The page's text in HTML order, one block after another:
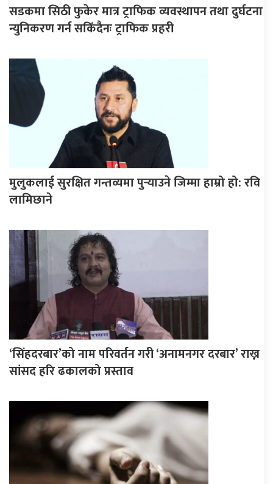
सडकमा सिठी फुकेर मात्र ट्राफिक व्यवस्थापन तथा दुर्घटना
न्युनिकरण गर्न सकिँदैनः ट्राफिक प्रहरी
मुलुकलाई सुरक्षित गन्तव्यमा पुर्‍याउने जिम्मा हाम्रो हो: रवि
लामिछाने
‘सिंहदरबार’को नाम परिवर्तन गरी ‘अनामनगर दरबार’ राख्न
सांसद हरि ढकालको प्रस्ताव